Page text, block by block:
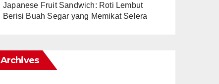
Japanese Fruit Sandwich: Roti Lembut
Berisi Buah Segar yang Memikat Selera
Archives